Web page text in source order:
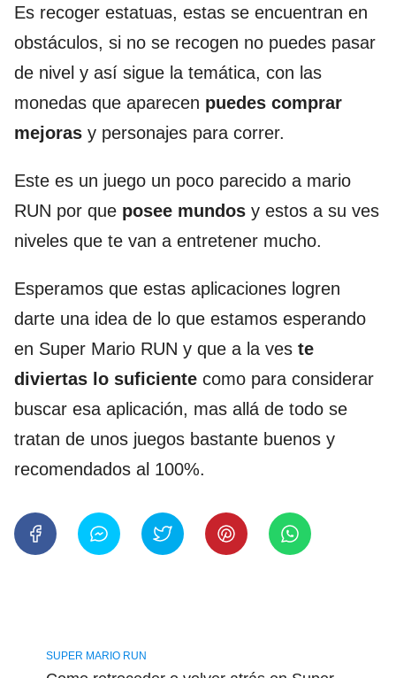
Es recoger estatuas, estas se encuentran en
obstáculos, si no se recogen no puedes pasar
de nivel y así sigue la temática, con las
monedas que aparecen puedes comprar
mejoras y personajes para correr.
Este es un juego un poco parecido a mario
RUN por que posee mundos y estos a su ves
niveles que te van a entretener mucho.
Esperamos que estas aplicaciones logren
darte una idea de lo que estamos esperando
en Super Mario RUN y que a la ves te
diviertas lo suficiente como para considerar
buscar esa aplicación, mas allá de todo se
tratan de unos juegos bastante buenos y
recomendados al 100%.
SUPER MARIO RUN